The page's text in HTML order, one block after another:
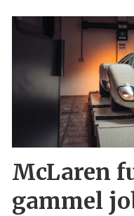
McLaren
gammel